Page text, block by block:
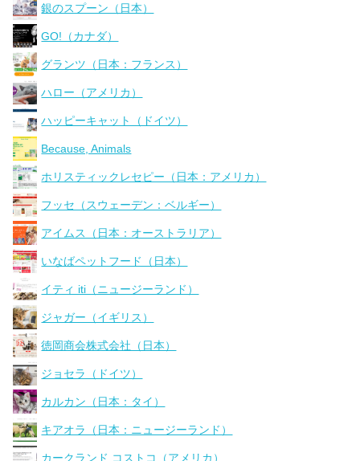
銀のスプーン（日本）
GO!（カナダ）
グランツ（日本：フランス）
ハロー（アメリカ）
ハッピーキャット（ドイツ）
Because, Animals
ホリスティックレセピー（日本：アメリカ）
フッセ（スウェーデン：ベルギー）
アイムス（日本：オーストラリア）
いなばペットフード（日本）
イティ iti（ニュージーランド）
ジャガー（イギリス）
徳岡商会株式会社（日本）
ジョセラ（ドイツ）
カルカン（日本：タイ）
キアオラ（日本：ニュージーランド）
カークランド コストコ（アメリカ）